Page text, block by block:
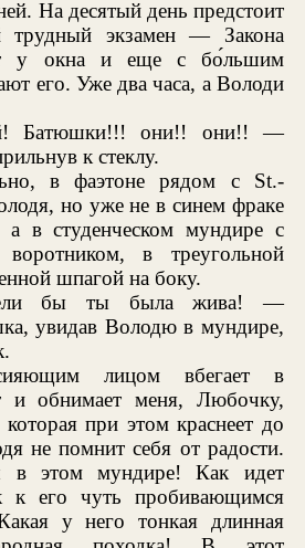
На десятый день предстоит
трудный экзамен — Закона
у окна и еще с бо́льшим
его. Уже два часа, а Володи
Батюшки!!! они!! они!! —
к стеклу.
в фаэтоне рядом с St.-
но уже не в синем фраке
в студенческом мундире с
в треугольной
шпагой на боку.
бы ты была жива! —
увидав Володю в мундире,
лицом вбегает в
и обнимает меня, Любочку,
при этом краснеет до
не помнит себя от радости.
этом мундире! Как идет
к его чуть пробивающимся
у него тонкая длинная